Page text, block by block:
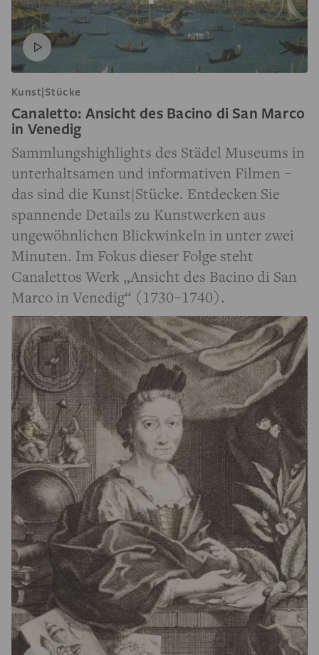
Kunst|Stücke
Canaletto: Ansicht des Bacino di San Marco
in Venedig
Sammlungshighlights des Städel Museums in
unterhaltsamen und informativen Filmen –
das sind die Kunst|Stücke. Entdecken Sie
spannende Details zu Kunstwerken aus
ungewöhnlichen Blickwinkeln in unter zwei
Minuten. Im Fokus dieser Folge steht
Canalettos Werk „Ansicht des Bacino di San
Marco in Venedig“ (1730–1740).